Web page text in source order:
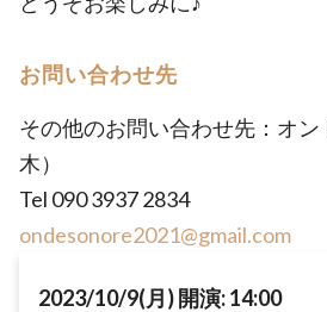
お問い合わせ先
その他のお問い合わせ先：オ
木）
Tel 090 3937 2834
ondesonore2021@gmail.com
2023/10/9(月) 開演: 14:00